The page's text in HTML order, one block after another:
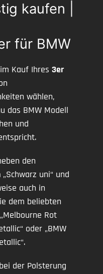
kaufen |
für BMW
Kauf Ihres 3er
wählen,
das BMW Modell
und
den
„Schwarz uni“ und
auch in
dem beliebten
Rot
oder „BMW
der Polsterung